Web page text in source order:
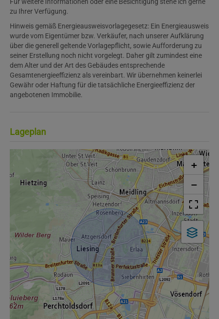
zu Ihrer Verfügung.
Hinweis gemäß Energieausweisvorlagegesetz: Ein Energieausweis
wurde vom Eigentümer bzw. Verkäufer, nach unserer Aufklärung
über die generell geltende Vorlagepflicht, sowie Aufforderung zu
seiner Erstellung noch nicht vorgelegt. Daher gilt zumindest eine
dem Alter und der Art des Gebäudes entsprechende
Gesamtenergieeffizienz als vereinbart. Wir übernehmen keinerlei
Gewähr oder Haftung für die tatsächliche Energieeffizienz der
angebotenen Immobilie.
Lageplan
+
−